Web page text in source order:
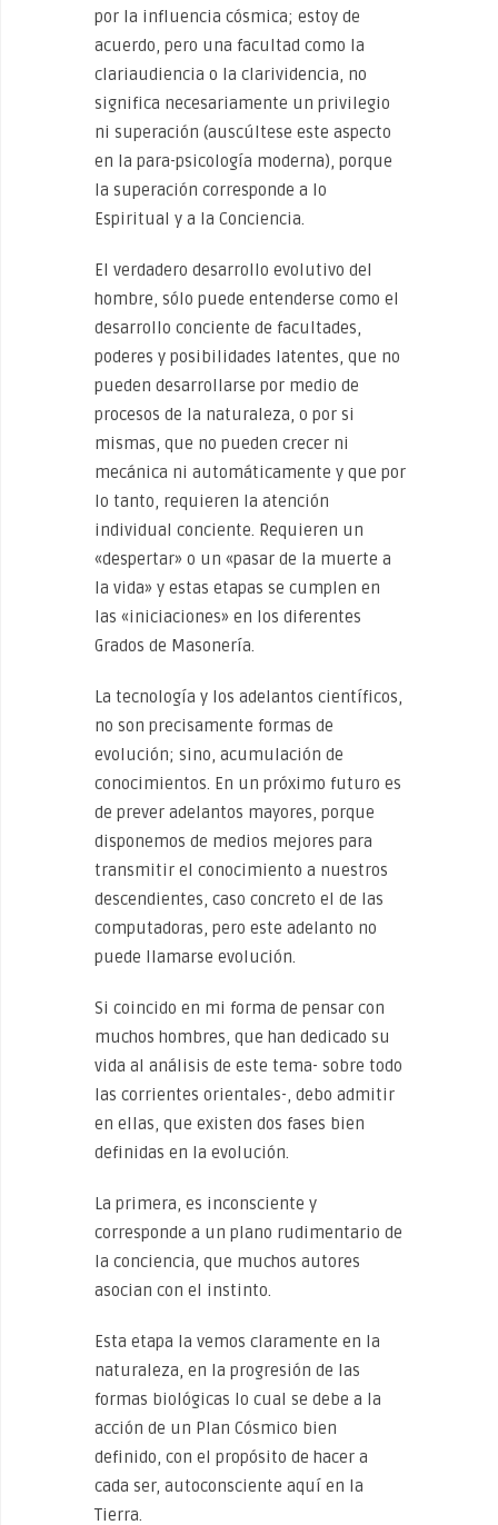
por la influencia cósmica; estoy de
acuerdo, pero una facultad como la
clariaudiencia o la clarividencia, no
significa necesariamente un privilegio
ni superación (auscúltese este aspecto
en la para-psicología moderna), porque
la superación corresponde a lo
Espiritual y a la Conciencia.
El verdadero desarrollo evolutivo del
hombre, sólo puede entenderse como el
desarrollo conciente de facultades,
poderes y posibilidades latentes, que no
pueden desarrollarse por medio de
procesos de la naturaleza, o por si
mismas, que no pueden crecer ni
mecánica ni automáticamente y que por
lo tanto, requieren la atención
individual conciente. Requieren un
«despertar» o un «pasar de la muerte a
la vida» y estas etapas se cumplen en
las «iniciaciones» en los diferentes
Grados de Masonería.
La tecnología y los adelantos científicos,
no son precisamente formas de
evolución; sino, acumulación de
conocimientos. En un próximo futuro es
de prever adelantos mayores, porque
disponemos de medios mejores para
transmitir el conocimiento a nuestros
descendientes, caso concreto el de las
computadoras, pero este adelanto no
puede llamarse evolución.
Si coincido en mi forma de pensar con
muchos hombres, que han dedicado su
vida al análisis de este tema- sobre todo
las corrientes orientales-, debo admitir
en ellas, que existen dos fases bien
definidas en la evolución.
La primera, es inconsciente y
corresponde a un plano rudimentario de
la conciencia, que muchos autores
asocian con el instinto.
Esta etapa la vemos claramente en la
naturaleza, en la progresión de las
formas biológicas lo cual se debe a la
acción de un Plan Cósmico bien
definido, con el propósito de hacer a
cada ser, autoconsciente aquí en la
Tierra.